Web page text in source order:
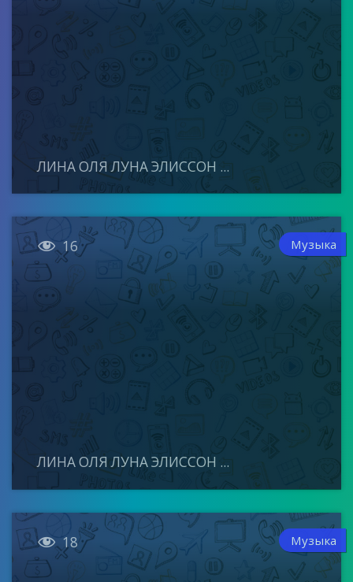
ЛИНА ОЛЯ ЛУНА ЭЛИССОН ...
 16 Музыка
ЛИНА ОЛЯ ЛУНА ЭЛИССОН ...
 18 Музыка